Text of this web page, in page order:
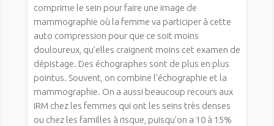
comprime le sein pour faire une image de
mammographie où la femme va participer à cette
auto compression pour que ce soit moins
douloureux, qu’elles craignent moins cet examen de
dépistage. Des échographes sont de plus en plus
pointus. Souvent, on combine l’échographie et la
mammographie. On a aussi beaucoup recours aux
IRM chez les femmes qui ont les seins très denses
ou chez les familles à risque, puisqu’on a 10 à 15%